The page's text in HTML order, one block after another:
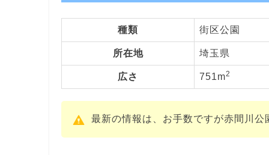
種類 街区公園
所在地 埼玉県
広さ 751m2
最新の情報は、お手数ですが赤間川